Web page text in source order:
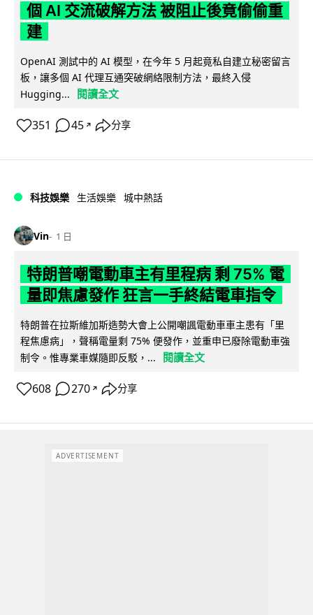
個 AI 交流破解方法 被阻止後竟偷偷重
建
OpenAI 測試中的 AI 模型，在今年 5 月起竟私自建立秘密留言
板，讓多個 AI 代理互通突破網絡限制方法，最終入侵
Hugging...
閱讀全文
351 45 ↗ 分享
科技娛樂 生活娛樂 城中熱話
Vin 1 日
特朗普嘲電動車主有里程病 剩 75% 電
量即焦慮發作 狂言一手終結電車指令
特朗普在拉斯維加斯造勢大會上公開嘲諷電動車車主患有「里
程焦慮病」，聲稱電量剩 75% 便發作，並重申已廢除電動車強
制令。惟專業車媒隨即反駁，...
閱讀全文
608 270 ↗ 分享
ADVERTISEMENT